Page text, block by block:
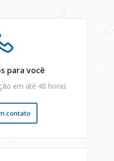
para você
em até 48 horas
contato